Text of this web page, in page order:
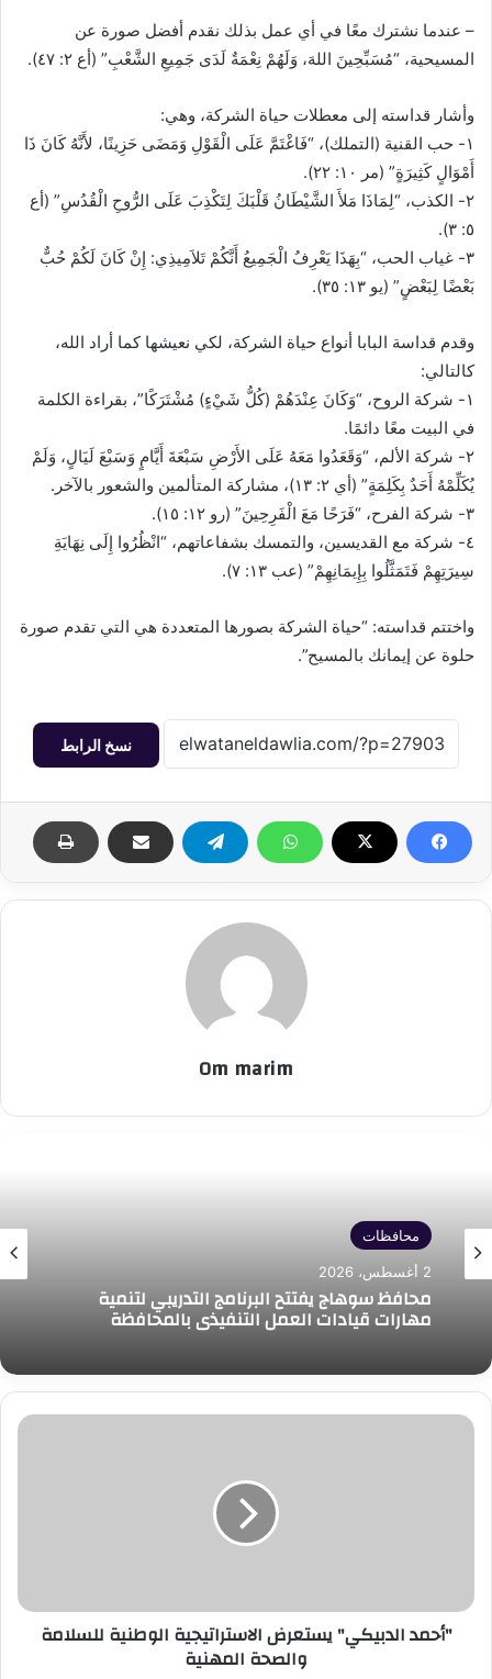
– عندما نشترك معًا في أي عمل بذلك نقدم أفضل صورة عن
المسيحية، “مُسَبِّحِينَ اللهَ، وَلَهُمْ نِعْمَةٌ لَدَى جَمِيعِ الشَّعْبِ” (أع ٢: ٤٧).
وأشار قداسته إلى معطلات حياة الشركة، وهي:
١- حب القنية (التملك)، “فَاغْتَمَّ عَلَى الْقَوْلِ وَمَضَى حَزِينًا، لأَنَّهُ كَانَ ذَا
أَمْوَالٍ كَثِيرَةٍ” (مر ١٠: ٢٢).
٢- الكذب، “لِمَاذَا مَلأَ الشَّيْطَانُ قَلْبَكَ لِتَكْذِبَ عَلَى الرُّوحِ الْقُدُسِ” (أع
٥: ٣).
٣- غياب الحب، “بِهَذَا يَعْرِفُ الْجَمِيعُ أَنَّكُمْ تَلاَمِيذِي: إِنْ كَانَ لَكُمْ حُبٌّ
بَعْضًا لِبَعْضٍ” (يو ١٣: ٣٥).
وقدم قداسة البابا أنواع حياة الشركة، لكي نعيشها كما أراد الله،
كالتالي:
١- شركة الروح، “وَكَانَ عِنْدَهُمْ (كُلُّ شَيْءٍ) مُشْتَرَكًا”، بقراءة الكلمة
في البيت معًا دائمًا.
٢- شركة الألم، “وَقَعَدُوا مَعَهُ عَلَى الأَرْضِ سَبْعَةَ أَيَّامٍ وَسَبْعَ لَيَالٍ، وَلَمْ
يُكَلِّمْهُ أَحَدٌ بِكَلِمَةٍ” (أي ٢: ١٣)، مشاركة المتألمين والشعور بالآخر.
٣- شركة الفرح، “فَرَحًا مَعَ الْفَرِحِينَ” (رو ١٢: ١٥).
٤- شركة مع القديسين، والتمسك بشفاعاتهم، “انْظُرُوا إِلَى نِهَايَةِ
سِيرَتِهِمْ فَتَمَثَّلُوا بِإِيمَانِهِمْ” (عب ١٣: ٧).
واختتم قداسته: “حياة الشركة بصورها المتعددة هي التي تقدم صورة
حلوة عن إيمانك بالمسيح”.
نسخ الرابط
Om marim
محافظات
2 أغسطس، 2026
محافظ سوهاج يفتتح البرنامج التدريبي لتنمية
مهارات قيادات العمل التنفيذي بالمحافظة
"أحمد
"أحمد الدبيكي" يستعرض الاستراتيجية الوطنية للسلامة
والصحة المهنية